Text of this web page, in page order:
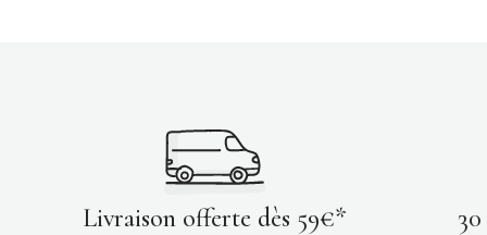
Livraison offerte dès 59€*